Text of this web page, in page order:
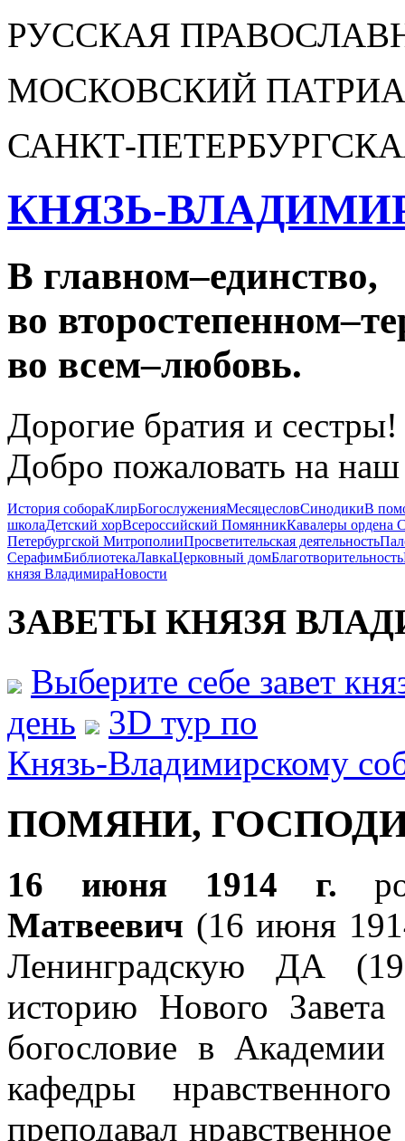
РУССКАЯ
МОСКОВСКИЙ
САНКТ-
КНЯЗЬ-
В главном–единство,
во второстепенном–
во всем–любовь.
Дорогие братия и
Добро пожаловать на наш
История собораКлирБогослуженияМесяцесловСинодикиВ
школаДетский хорВсероссийский ПомянникКавалеры ордена
Петербургской МитрополииПросветительская деятельность
СерафимБиблиотекаЛавкаЦерковный домБлаготворительность
князя ВладимираНовости
ЗАВЕТЫ КНЯЗЯ
Выберите себе завет
день
3D тур по
Князь-Владимирскому
ПОМЯНИ,
16 июня 1914 г.
Матвеевич (16 июня
Ленинградскую ДА
историю Нового
богословие в
кафедры
преподавал